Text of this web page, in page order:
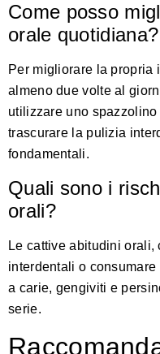
Come posso
orale quotidiana?
Per migliorare la propria
almeno due volte al
utilizzare uno
trascurare la pulizia
fondamentali.
Quali sono i
orali?
Le cattive abitudini
interdentali o
a carie, gengiviti e
serie.